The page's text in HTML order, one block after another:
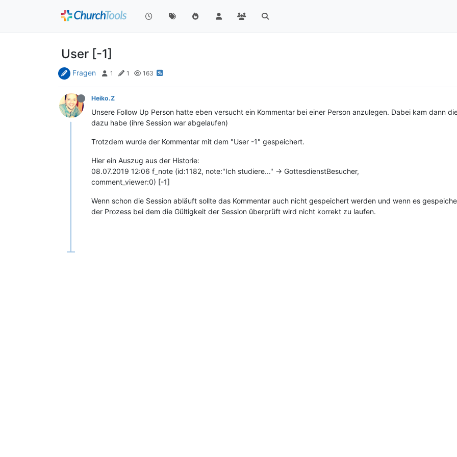
User [-1]
Fragen 1 1 163
Heiko.Z
Unsere Follow Up Person hatte eben versucht ein Kommentar bei einer Person anzulegen. Dabei kam dann
dazu habe (ihre Session war abgelaufen)
Trotzdem wurde der Kommentar mit dem "User -1" gespeichert.
Hier ein Auszug aus der Historie:
08.07.2019 12:06 f_note (id:1182, note:"Ich studiere..." -> GottesdienstBesucher,
comment_viewer:0) [-1]
Wenn schon die Session abläuft sollte das Kommentar auch nicht gespeichert werden und wenn es
der Prozess bei dem die Gültigkeit der Session überprüft wird nicht korrekt zu laufen.